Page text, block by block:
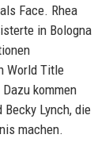
Face. Rhea
in Bologna
World Title
kommen
Becky Lynch, die
machen.